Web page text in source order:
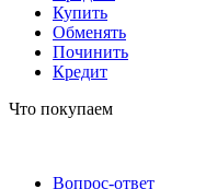
Купить
Обменять
Починить
Кредит
Что покупаем
Вопрос-ответ